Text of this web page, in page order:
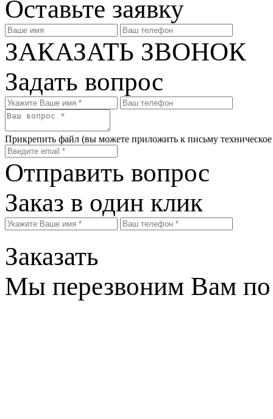
Оставьте заявку
ЗАКАЗАТЬ ЗВОНОК
Задать вопрос
Прикрепить файл (вы можете приложить к письму
Отправить вопрос
Заказ в один клик
Заказать
Мы перезвоним Вам по